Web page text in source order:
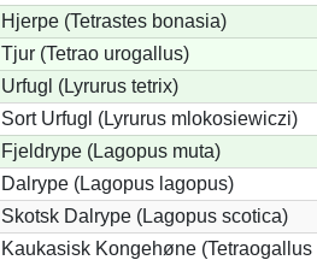
Hjerpe (Tetrastes bonasia)
Tjur (Tetrao urogallus)
Urfugl (Lyrurus tetrix)
Sort Urfugl (Lyrurus mlokosiewiczi)
Fjeldrype (Lagopus muta)
Dalrype (Lagopus lagopus)
Skotsk Dalrype (Lagopus scotica)
Kaukasisk Kongehøne